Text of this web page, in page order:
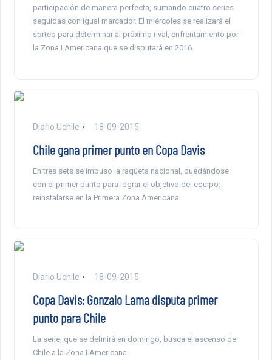
participación de manera perfecta, sumando cuatro series
seguidas con igual marcador. El miércoles se realizará el
sorteo para determinar al próximo rival, enfrentamiento por
la Zona I Americana que se disputará en 2016.
Diario Uchile 18-09-2015
Chile gana primer punto en Copa Davis
En tres sets se impuso la raqueta nacional, quedándose
con el primer punto para lograr el objetivo del equipo:
reinstalarse en la Primera Zona Americana
Diario Uchile 18-09-2015
Copa Davis: Gonzalo Lama disputa primer
punto para Chile
La serie, que se definirá en domingo, busca el ascenso de
Chile a la Zona I Americana.